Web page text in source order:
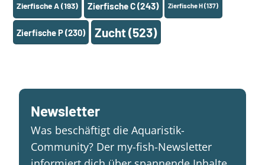
Zierfische A(193) Zierfische C(243) Zierfische H(137)
Zierfische P(230) Zucht(523)
Newsletter
Was beschäftigt die Aquaristik-
Community? Der my-fish-Newsletter